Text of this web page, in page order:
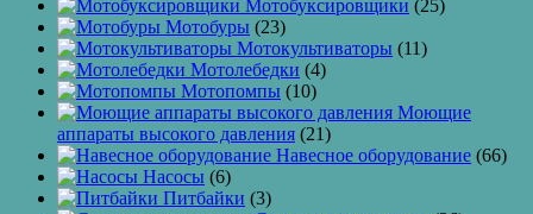
Мотобуксировщики (25)
Мотобуры (23)
Мотокультиваторы (11)
Мотолебедки (4)
Мотопомпы (10)
Моющие
аппараты высокого давления (21)
Навесное оборудование (66)
Насосы (6)
Питбайки (3)